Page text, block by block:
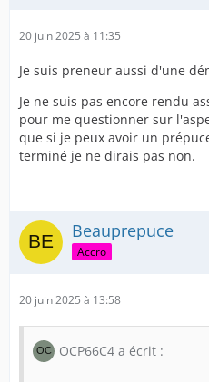
Ceci aurait pour but
prépuce , le rendant encore
Quand dites vous ?
20 juin 2025 à 11:35
Je suis preneur aussi d'une
Je ne suis pas encore rendu
pour me questionner sur
que si je peux avoir un
terminé je ne dirais pas non.
Beauprepuce
Accro
20 juin 2025 à 13:58
OCP66C4 a écrit :